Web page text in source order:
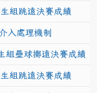
組跳遠決賽成績
入處理機制
組壘球擲遠決賽成績
組跳遠決賽成績